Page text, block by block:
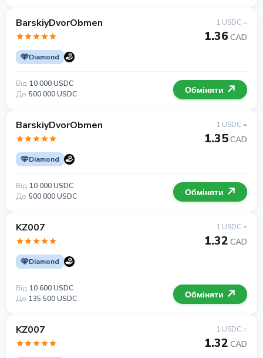
BarskiyDvorObmen
Diamond
1 USDC =
1.36 CAD
Від 10 000 USDC
До 500 000 USDC Обміняти
BarskiyDvorObmen
Diamond
1 USDC =
1.35CAD
Від 10 000 USDC
До 500 000 USDC Обміняти
KZ007
Diamond
1 USDC =
1.32 CAD
Від 10 600 USDC
До 135 500 USDC Обміняти
KZ007 1 USDC =
1.32 CAD